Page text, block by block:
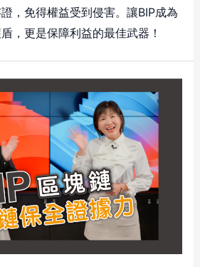
，免得權益受到侵害。讓BIP成為
，更是保障利益的最佳武器！